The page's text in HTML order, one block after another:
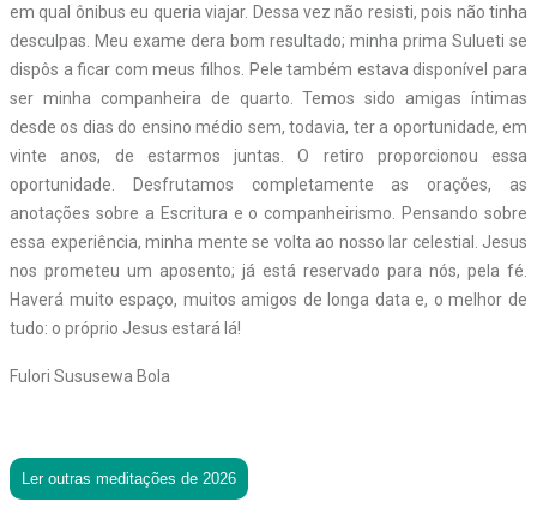
em qual ônibus eu queria viajar. Dessa vez não resisti, pois não tinha
desculpas. Meu exame dera bom resultado; minha prima Sulueti se
dispôs a ficar com meus filhos. Pele também estava disponível para
ser minha companheira de quarto. Temos sido amigas íntimas
desde os dias do ensino médio sem, todavia, ter a oportunidade, em
vinte anos, de estarmos juntas. O retiro proporcionou essa
oportunidade. Desfrutamos completamente as orações, as
anotações sobre a Escritura e o companheirismo. Pensando sobre
essa experiência, minha mente se volta ao nosso lar celestial. Jesus
nos prometeu um aposento; já está reservado para nós, pela fé.
Haverá muito espaço, muitos amigos de longa data e, o melhor de
tudo: o próprio Jesus estará lá!
Fulori Sususewa Bola
Ler outras meditações de 2026